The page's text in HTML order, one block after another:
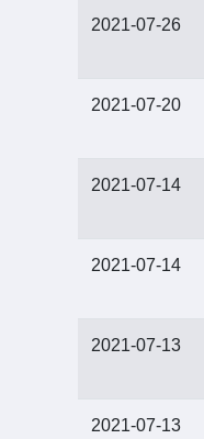
2021-07-26
2021-07-20
2021-07-14
2021-07-14
2021-07-13
2021-07-13